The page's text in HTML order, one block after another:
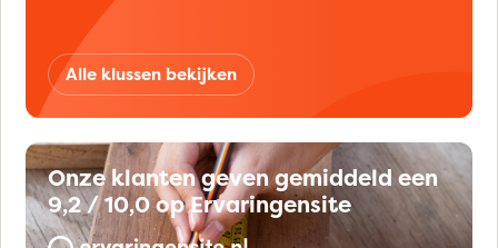
Alle klussen bekijken
Onze klanten geven gemiddeld een
9,2 / 10,0 op Ervaringensite